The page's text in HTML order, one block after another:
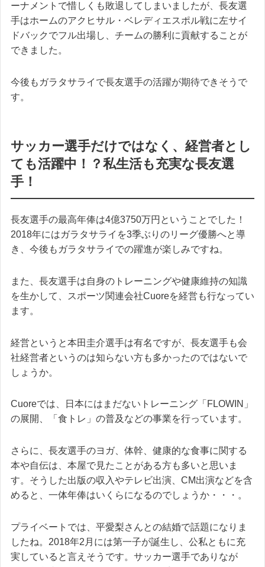
ーナメントで惜しくも敗退してしまいましたが、長友選
手はホームのアクヒサル・ベレディエスポル戦に左サイ
ドバックでフル出場し、チームの勝利に貢献することが
できました。
今後もガラタサライで長友選手の活躍が期待できそうで
す。
サッカー選手だけではなく、経営者とし
ても活躍中！？私生活も充実な長友選
手！
長友選手の最高年俸は4億3750万円ということでした！
2018年にはガラタサライを3季ぶりのリーグ優勝へと導
き、今後もガラタサライでの躍進が楽しみですね。
また、長友選手は自身のトレーニングや健康維持の知識
を生かして、スポーツ関連会社Cuoreを経営も行なってい
ます。
経営というと本田圭介選手は有名ですが、長友選手も会
社経営者というのは知らない方も多かったのではないで
しょうか。
Cuoreでは、日本にはまだないトレーニング「FLOWIN」
の展開、「食トレ」の普及などの事業を行っています。
さらに、長友選手のヨガ、体幹、健康的な食事に関する
本や自伝は、本屋で見たことがある方も多いと思いま
す。そうした出版の収入やテレビ出演、CM出演などを含
めると、一体年俸はいくらになるのでしょうか・・・。
プライベートでは、平愛梨さんとの結婚で話題になりま
したね。2018年2月には第一子が誕生し、公私ともに充
実していると言えそうです。サッカー選手でありなが